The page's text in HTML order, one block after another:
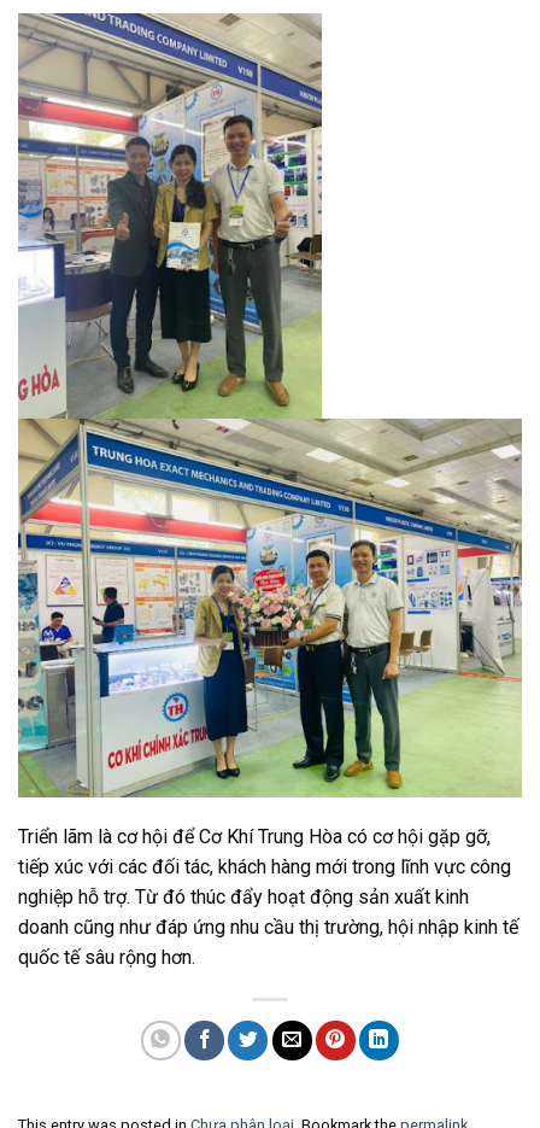
Triển lãm là cơ hội để Cơ Khí Trung Hòa có cơ hội gặp gỡ,
tiếp xúc với các đối tác, khách hàng mới trong lĩnh vực công
nghiệp hỗ trợ. Từ đó thúc đẩy hoạt động sản xuất kinh
doanh cũng như đáp ứng nhu cầu thị trường, hội nhập kinh tế
quốc tế sâu rộng hơn.